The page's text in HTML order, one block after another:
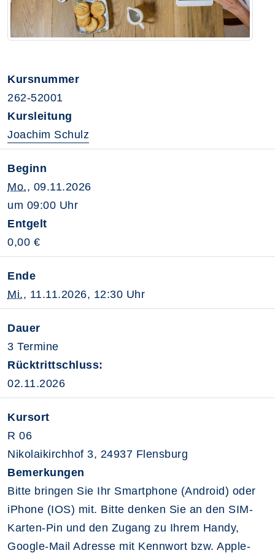
Kursnummer
262-52001
Kursleitung
Joachim Schulz
Beginn
Mo., 09.11.2026
um 09:00 Uhr
Entgelt
0,00 €
Ende
Mi., 11.11.2026, 12:30 Uhr
Dauer
3 Termine
Rücktrittschluss:
02.11.2026
Kursort
R 06
Nikolaikirchhof 3, 24937 Flensburg
Bemerkungen
Bitte bringen Sie Ihr Smartphone (Android) oder
iPhone (IOS) mit. Bitte denken Sie an den SIM-
Karten-Pin und den Zugang zu Ihrem Handy,
Google-Mail Adresse mit Kennwort bzw. Apple-